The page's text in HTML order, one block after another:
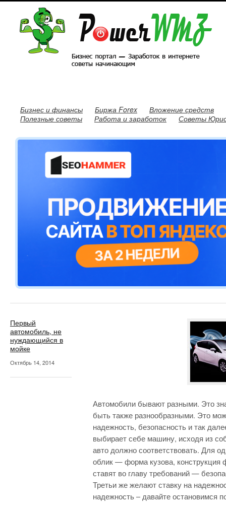
Бизнес и финансы Биржа Forex
Вложение средств
Полезные советы
Работа и заработок Советы
Первый
автомобиль, не
нуждающийся в
мойке
Октябрь 14, 2014
Автомобили бывают разными. Это
быть также разнообразными. Это
надежность, безопасность и так
выбирает себе машину, исходя из
авто должно соответствовать. Для
облик — форма кузова, конструкция
ставят во главу требований —
Третьи же желают ставку на
надежность – давайте остановимся